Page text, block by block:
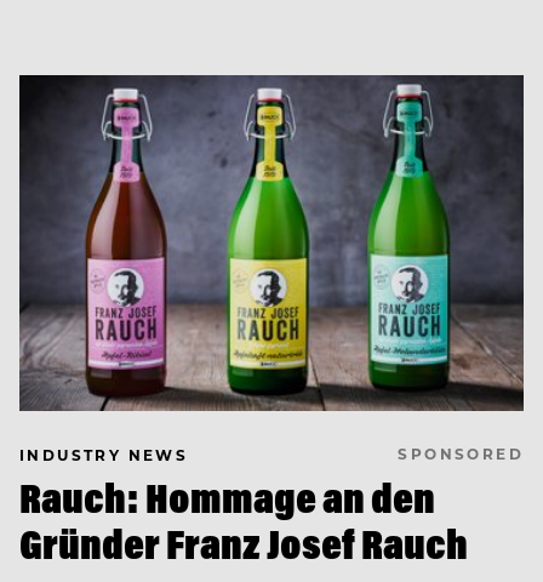
INDUSTRY NEWS SPONSORED
Rauch: Hommage an den
Gründer Franz Josef Rauch